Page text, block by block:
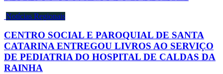
Notícias Regionais
CENTRO SOCIAL E PAROQUIAL DE SANTA
CATARINA ENTREGOU LIVROS AO SERVIÇO
DE PEDIATRIA DO HOSPITAL DE CALDAS DA
RAINHA